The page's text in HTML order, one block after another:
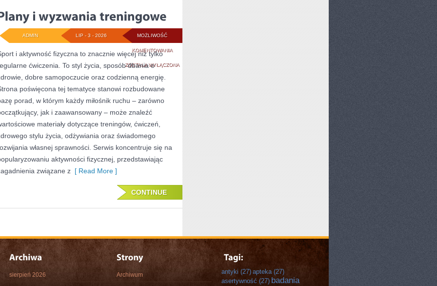
MOŻLIWOŚĆ
KOMENTOWANIAPLANY
I
WYZWANIA
TRENINGOWE
ZOSTAŁA WYŁĄCZONA
LIP - 3 - 2026
ADMIN
i aktywność fizyczna to znacznie więcej niż tylko
ćwiczenia. To styl życia, sposób dbania o
dobre samopoczucie oraz codzienną energię.
poświęcona tej tematyce stanowi rozbudowane
porad, w którym każdy miłośnik ruchu – zarówno
jak i zaawansowany – może znaleźć
materiały dotyczące treningów, ćwiczeń,
stylu życia, odżywiania oraz świadomego
własnej sprawności. Serwis koncentruje się na
aktywności fizycznej, przedstawiając
związane z [ Read More ]
CONTINUE
sierpień 2026 Archiwum antyki (27) apteka(27)
asertywność (27) badania